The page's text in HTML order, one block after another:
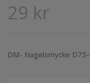
29 kr
DM- Nagelsmycke